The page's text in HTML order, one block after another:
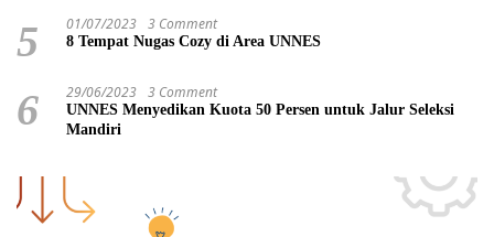
5 01/07/2023 3 Comment
8 Tempat Nugas Cozy di Area UNNES
6 29/06/2023 3 Comment
UNNES Menyedikan Kuota 50 Persen untuk Jalur Seleksi
Mandiri